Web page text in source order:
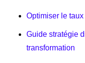
Optimiser le
Guide stratégie
transformation